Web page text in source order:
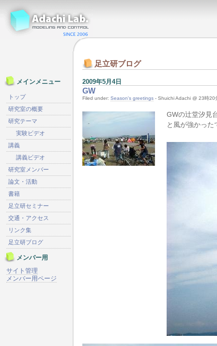
足立研ブログ
2009年5月4日
GW
Filed under: Season's greetings - Shuichi Adachi @ 23時20
GWの辻堂汐見
と風が強かった
メインメニュー
トップ
研究室の概要
研究テーマ
実験ビデオ
講義
講義ビデオ
研究室メンバー
論文・活動
書籍
足立研セミナー
交通・アクセス
リンク集
足立研ブログ
メンバー用
サイト管理
メンバー用ページ